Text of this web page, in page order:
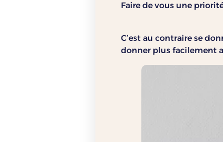
Faire de vous une
C’est au contraire se
donner plus facilement